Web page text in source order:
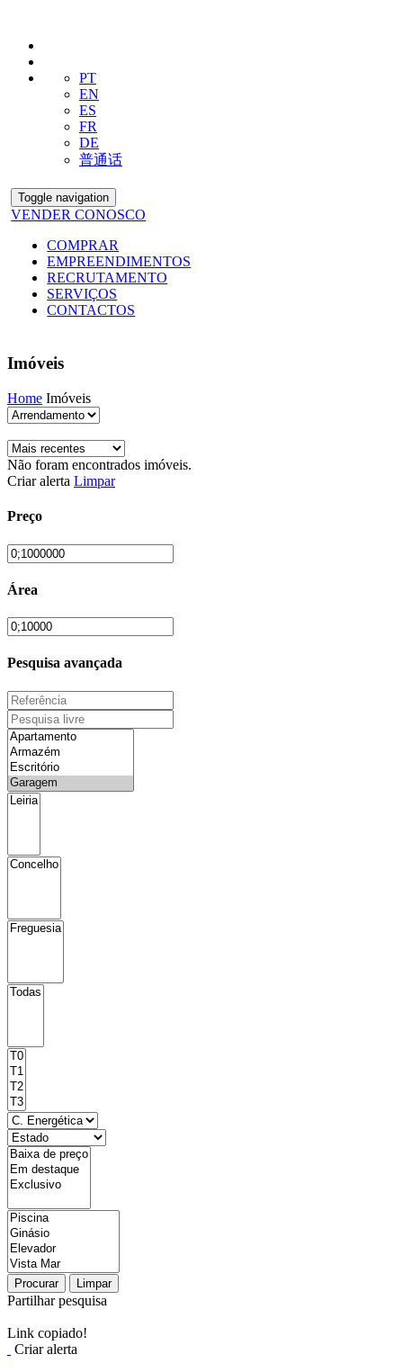
PT
EN
ES
FR
DE
普通话
Toggle navigation
VENDER CONOSCO
COMPRAR
EMPREENDIMENTOS
RECRUTAMENTO
SERVIÇOS
CONTACTOS
Imóveis
Home Imóveis
Não foram encontrados imóveis.
Criar alerta Limpar
Preço
Área
Pesquisa avançada
Procurar Limpar
Partilhar pesquisa
Link copiado!
Criar alerta